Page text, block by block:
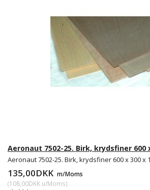
Aeronaut 7502-25. Birk, krydsfiner 600
Aeronaut 7502-25. Birk, krydsfiner 600 x 300 x
135,00DKK m/Moms
(108,00DKK u/Moms)